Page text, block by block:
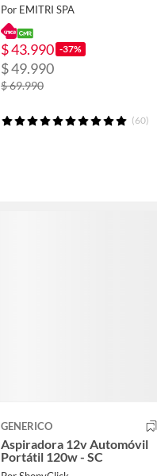
Por EMITRI SPA
$ 43.990 -37%
$ 49.990
$ 69.990
(60)
GENERICO
Aspiradora 12v Automóvil
Portátil 120w - SC